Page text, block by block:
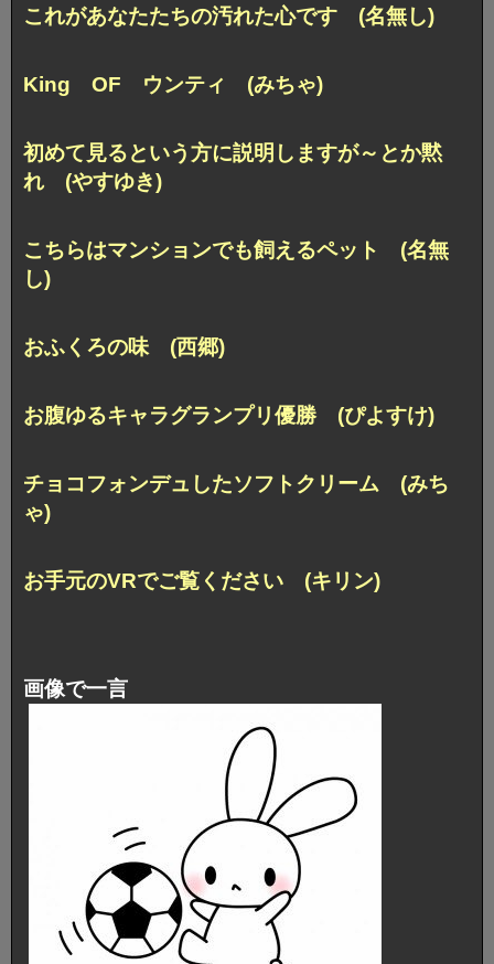
これがあなたたちの汚れた心です (名無し)
King OF ウンティ (みちゃ)
初めて見るという方に説明しますが～とか黙
れ (やすゆき)
こちらはマンションでも飼えるペット (名無
し)
おふくろの味 (西郷)
お腹ゆるキャラグランプリ優勝 (ぴよすけ)
チョコフォンデュしたソフトクリーム (みち
ゃ)
お手元のVRでご覧ください (キリン)
画像で一言